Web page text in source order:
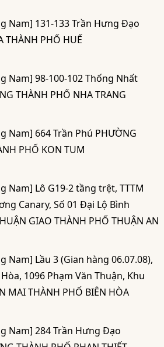
Nam] 131-133 Trần Hưng Đạo
THÀNH PHỐ HUẾ
Nam] 98-100-102 Thống Nhất
THÀNH PHỐ NHA TRANG
Nam] 664 Trần Phú PHƯỜNG
PHỐ KON TUM
Nam] Lô G19-2 tầng trệt, TTTM
Canary, Số 01 Đại Lộ Bình
GIAO THÀNH PHỐ THUẬN AN
Nam] Lầu 3 (Gian hàng 06.07.08),
1096 Phạm Văn Thuận, Khu
MAI THÀNH PHỐ BIÊN HÒA
Nam] 284 Trần Hưng Đạo